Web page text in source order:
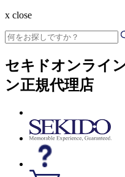
x close
セキドオンライ
ン正規代理店